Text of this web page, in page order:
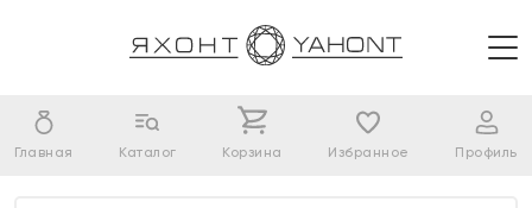
Главная Каталог Корзина Избранное Профиль